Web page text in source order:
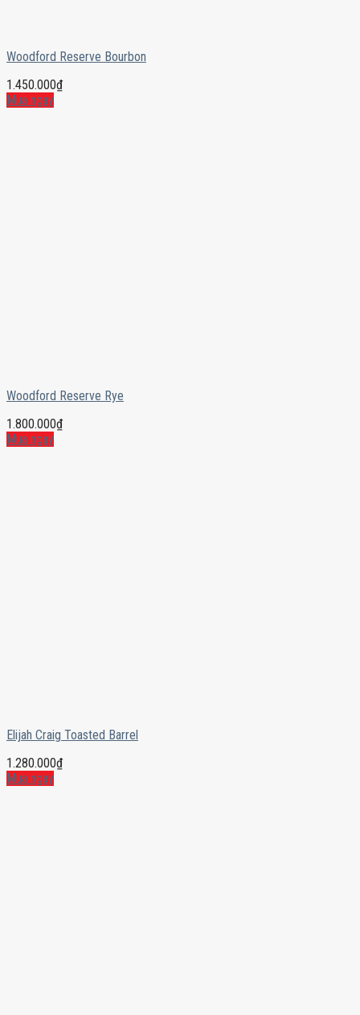
Woodford Reserve Bourbon
1.450.000₫
Mua ngay
Woodford Reserve Rye
1.800.000₫
Mua ngay
Elijah Craig Toasted Barrel
1.280.000₫
Mua ngay